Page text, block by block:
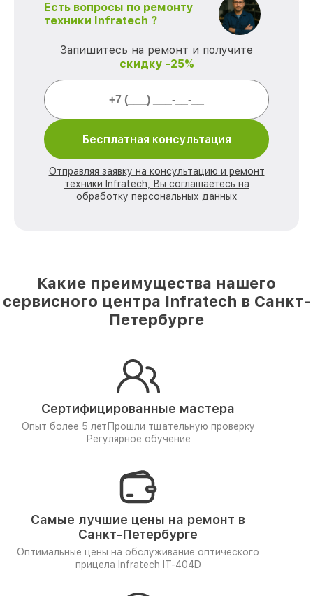
Есть вопросы по ремонту
техники Infratech ?
Запишитесь на ремонт и получите
скидку -25%
Бесплатная консультация
Отправляя заявку на консультацию и ремонт
техники Infratech, Вы соглашаетесь на
обработку персональных данных
Какие преимущества нашего
сервисного центра Infratech в Санкт-
Петербурге
Сертифицированные мастера
Опыт более 5 лет Прошли тщательную проверку
Регулярное обучение
Самые лучшие цены на ремонт в
Санкт-Петербурге
Оптимальные цены на обслуживание оптического
прицела Infratech IT-404D